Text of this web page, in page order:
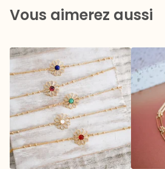
Vous aimerez aussi